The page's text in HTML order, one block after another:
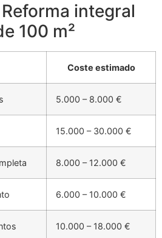
integral
100 m²
Coste estimado
5.000 – 8.000 €
15.000 – 30.000 €
8.000 – 12.000 €
6.000 – 10.000 €
10.000 – 18.000 €